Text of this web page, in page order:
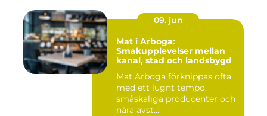
09. jun
Mat i Arboga:
Smakupplevelser mellan
kanal, stad och landsbygd
Mat Arboga förknippas ofta
med ett lugnt tempo,
småskaliga producenter och
nära avst...